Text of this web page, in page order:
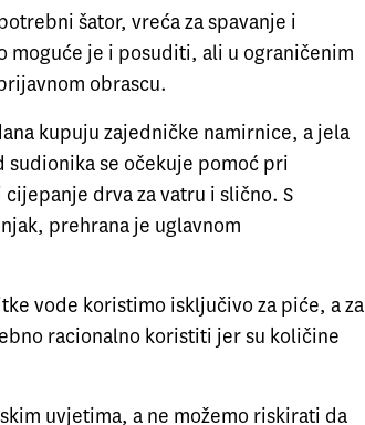
šator, vreća za spavanje i
moguće je i posuditi, ali u ograničenim
obrascu.
kupuju zajedničke namirnice, a jela
se očekuje pomoć pri
drva za vatru i slično. S
prehrana je uglavnom
vode koristimo isključivo za piće, a za
racionalno koristiti jer su količine
uvjetima, a ne možemo riskirati da